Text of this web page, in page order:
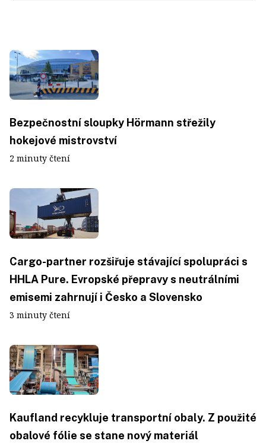
Bezpečnostní sloupky Hörmann střežily
hokejové mistrovství
2 minuty čtení
Cargo-partner rozšiřuje stávající spolupráci s
HHLA Pure. Evropské přepravy s neutrálními
emisemi zahrnují i Česko a Slovensko
3 minuty čtení
Kaufland recykluje transportní obaly. Z použité
obalové fólie se stane nový materiál